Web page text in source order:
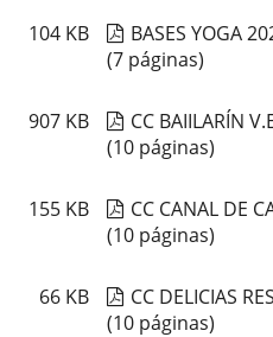
104 KB
BASES YOGA
(7 páginas)
907 KB
CC BAIILARÍN
(10 páginas)
155 KB
CC CANAL DE
(10 páginas)
66 KB
CC DELICIAS
(10 páginas)